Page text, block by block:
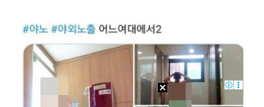
'나솔' 24기 옥순, 출연료 미지급 폭로 "1년 넘게…
'폭염 영향' 프로야구, 9일까지 리그 중단 결정…11…